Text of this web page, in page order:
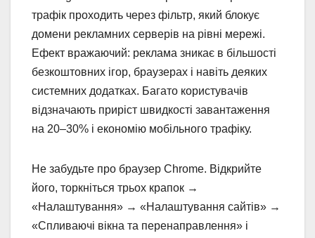
трафік проходить через фільтр, який блокує
домени рекламних серверів на рівні мережі.
Ефект вражаючий: реклама зникає в більшості
безкоштовних ігор, браузерах і навіть деяких
системних додатках. Багато користувачів
відзначають приріст швидкості завантаження
на 20–30% і економію мобільного трафіку.
Не забудьте про браузер Chrome. Відкрийте
його, торкніться трьох крапок →
«Налаштування» → «Налаштування сайтів» →
«Спливаючі вікна та перенаправлення» і